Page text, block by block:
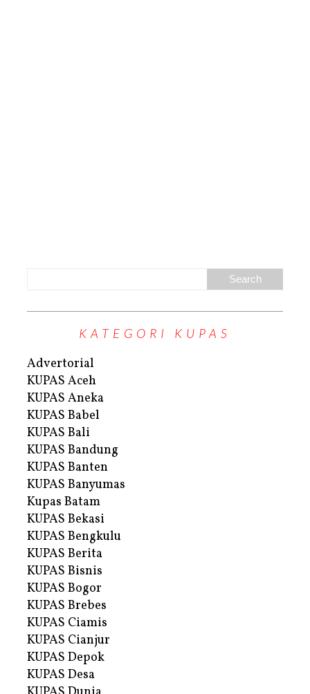
KATEGORI KUPAS
Advertorial
KUPAS Aceh
KUPAS Aneka
KUPAS Babel
KUPAS Bali
KUPAS Bandung
KUPAS Banten
KUPAS Banyumas
Kupas Batam
KUPAS Bekasi
KUPAS Bengkulu
KUPAS Berita
KUPAS Bisnis
KUPAS Bogor
KUPAS Brebes
KUPAS Ciamis
KUPAS Cianjur
KUPAS Depok
KUPAS Desa